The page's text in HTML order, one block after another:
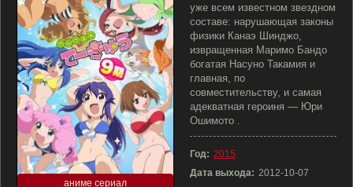
аниме сериал
уже всем известном звездном
составе: нарушающая законы
физики Канаэ Шинджо,
извращенная Маримо Бандо
богатая Насуно Такамия и
главная, по
совместительству, и самая
адекватная героиня — Юри
Ошимото .
Год: 2015
Дата выхода: 2012-10-07